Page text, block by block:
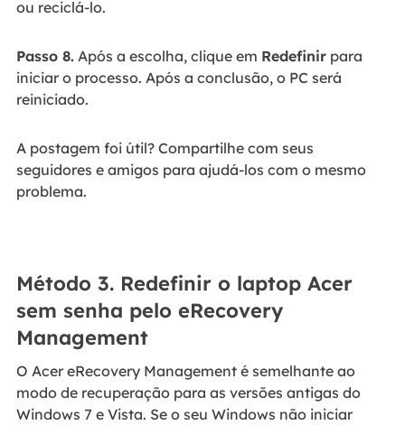
ou reciclá-lo.
Passo 8.Após a escolha, clique em Redefinirpara
iniciar o processo. Após a conclusão, o PC será
reiniciado.
A postagem foi útil? Compartilhe com seus
seguidores e amigos para ajudá-los com o mesmo
problema.
Método 3. Redefinir o laptop Acer
sem senha pelo eRecovery
Management
O Acer eRecovery Management é semelhante ao
modo de recuperação para as versões antigas do
Windows 7 e Vista. Se o seu Windows não iniciar